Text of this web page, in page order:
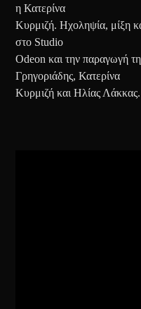
η Κατερίνα
Κυρμιζή. Ηχοληψία, μίξη
στο Studio
Odeon και την παραγωγή
Γρηγοριάδης, Κατερίνα
Κυρμιζή και Ηλίας Λάκκας.